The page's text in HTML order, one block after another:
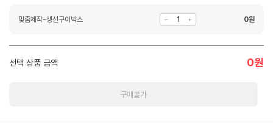
맞춤제작-생선구이박스 0원
선택 상품 금액 0원
구매불가